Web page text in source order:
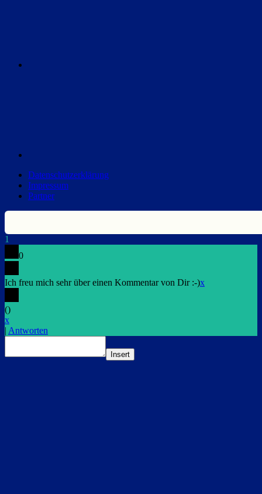
Datenschutzerklärung
Impressum
Partner
1
0
Ich freu mich sehr über einen Kommentar von Dir :-)x
()
x
| Antworten
Insert